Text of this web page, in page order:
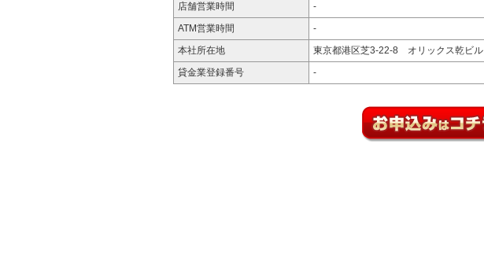
店舗営業時間
-
ATM営業時間
-
本社所在地
東京都港区芝3-22-8 オリックス乾ビル
貸金業登録番号
-